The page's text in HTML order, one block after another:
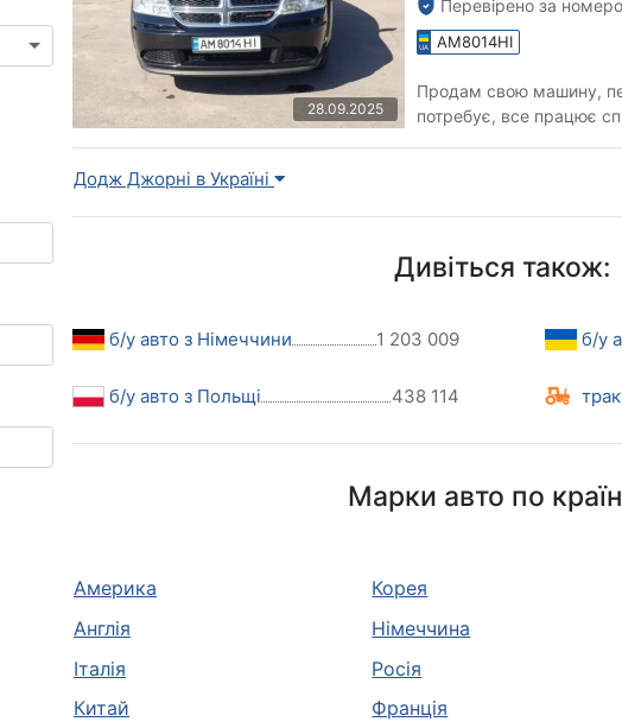
28.09.2025
Перевірено за
AM8014HI
Продам свою машину,
потребує, все працює
Додж Джорні в Україні
Дивіться також:
б/у авто з Німеччини 1 203 009
б/у авто з Польщі 438 114
б/у
Марки авто по
Америка
Англія
Італія
Китай
Корея
Німеччина
Росія
Франція